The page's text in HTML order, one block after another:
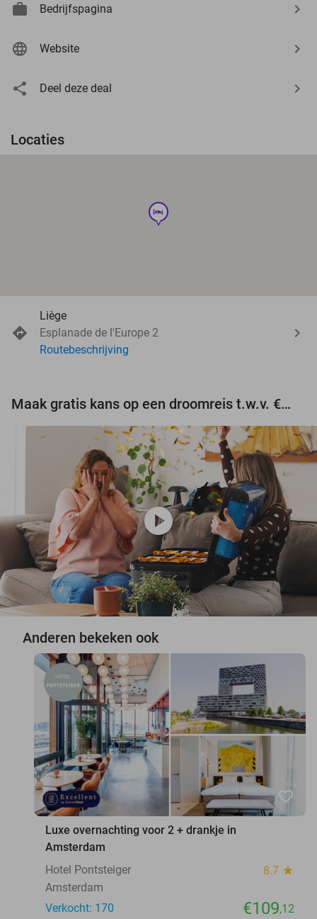
Bedrijfspagina
Website
Deel deze deal
Locaties
hotel
Liège
Esplanade de l'Europe 2
Routebeschrijving
Maak gratis kans op een droomreis t.w.v. €3.000!
play_circle
Anderen bekeken ook
favorite_border
Luxe overnachting voor 2 + drankje in
Amsterdam
Hotel Pontsteiger
8.7 star
Amsterdam
Verkocht: 170
€109,12